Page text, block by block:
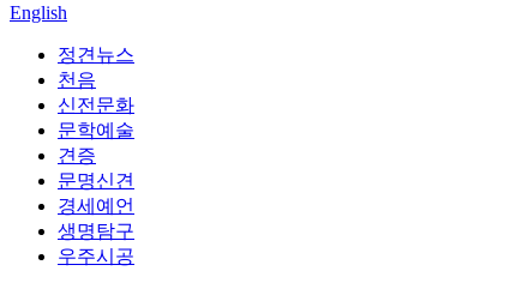
English
정견뉴스
천음
신전문화
문학예술
견증
문명신견
경세예언
생명탐구
우주시공